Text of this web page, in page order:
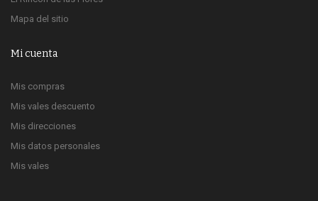
Mapa del sitio
Mi cuenta
Mis compras
Mis vales descuento
Mis direcciones
Mis datos personales
Mis vales